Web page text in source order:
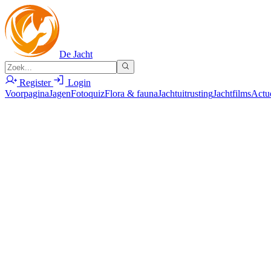
De Jacht
Register
Login
VoorpaginaJagenFotoquizFlora & faunaJachtuitrustingJachtfilms